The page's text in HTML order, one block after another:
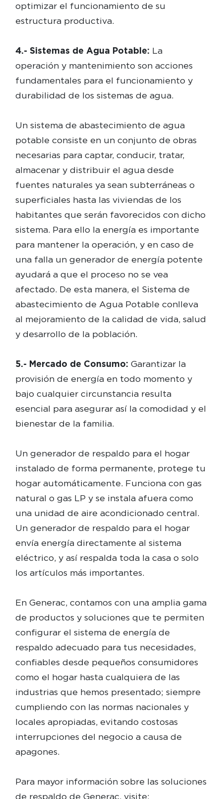
optimizar el funcionamiento de su
estructura productiva.
4.- Sistemas de Agua Potable: La
operación y mantenimiento son acciones
fundamentales para el funcionamiento y
durabilidad de los sistemas de agua.
Un sistema de abastecimiento de agua
potable consiste en un conjunto de obras
necesarias para captar, conducir, tratar,
almacenar y distribuir el agua desde
fuentes naturales ya sean subterráneas o
superficiales hasta las viviendas de los
habitantes que serán favorecidos con dicho
sistema. Para ello la energía es importante
para mantener la operación, y en caso de
una falla un generador de energía potente
ayudará a que el proceso no se vea
afectado. De esta manera, el Sistema de
abastecimiento de Agua Potable conlleva
al mejoramiento de la calidad de vida, salud
y desarrollo de la población.
5.- Mercado de Consumo: Garantizar la
provisión de energía en todo momento y
bajo cualquier circunstancia resulta
esencial para asegurar así la comodidad y el
bienestar de la familia.
Un generador de respaldo para el hogar
instalado de forma permanente, protege tu
hogar automáticamente. Funciona con gas
natural o gas LP y se instala afuera como
una unidad de aire acondicionado central.
Un generador de respaldo para el hogar
envía energía directamente al sistema
eléctrico, y así respalda toda la casa o solo
los artículos más importantes.
En Generac, contamos con una amplia gama
de productos y soluciones que te permiten
configurar el sistema de energía de
respaldo adecuado para tus necesidades,
confiables desde pequeños consumidores
como el hogar hasta cualquiera de las
industrias que hemos presentado; siempre
cumpliendo con las normas nacionales y
locales apropiadas, evitando costosas
interrupciones del negocio a causa de
apagones.
Para mayor información sobre las soluciones
de respaldo de Generac, visite: